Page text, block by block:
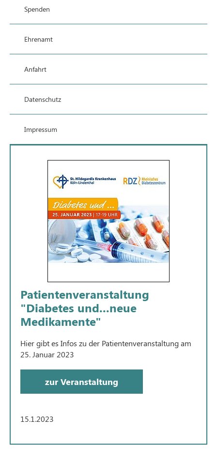
Spenden
Ehrenamt
Anfahrt
Datenschutz
Impressum
Patientenveranstaltung
"Diabetes und...neue
Medikamente"
Hier gibt es Infos zu der Patientenveranstaltung am
25. Januar 2023
zur Veranstaltung
15.1.2023